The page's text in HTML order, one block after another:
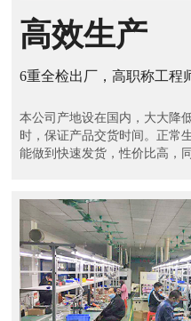
高效生产
6重全检出厂，高职称工程
本公司产地设在国内，大大降
时，保证产品交货时间。正常
能做到快速发货，性价比高，